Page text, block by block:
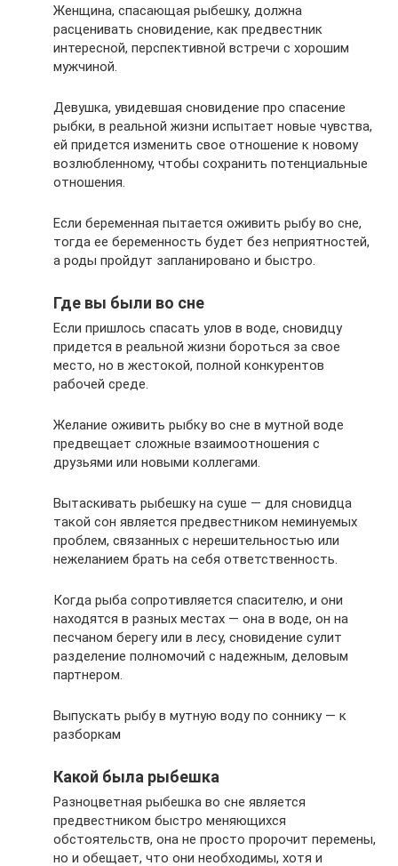
Женщина, спасающая рыбешку, должна
расценивать сновидение, как предвестник
интересной, перспективной встречи с хорошим
мужчиной.
Девушка, увидевшая сновидение про спасение
рыбки, в реальной жизни испытает новые чувства,
ей придется изменить свое отношение к новому
возлюбленному, чтобы сохранить потенциальные
отношения.
Если беременная пытается оживить рыбу во сне,
тогда ее беременность будет без неприятностей,
а роды пройдут запланировано и быстро.
Где вы были во сне
Если пришлось спасать улов в воде, сновидцу
придется в реальной жизни бороться за свое
место, но в жестокой, полной конкурентов
рабочей среде.
Желание оживить рыбку во сне в мутной воде
предвещает сложные взаимоотношения с
друзьями или новыми коллегами.
Вытаскивать рыбешку на суше — для сновидца
такой сон является предвестником неминуемых
проблем, связанных с нерешительностью или
нежеланием брать на себя ответственность.
Когда рыба сопротивляется спасителю, и они
находятся в разных местах — она в воде, он на
песчаном берегу или в лесу, сновидение сулит
разделение полномочий с надежным, деловым
партнером.
Выпускать рыбу в мутную воду по соннику — к
разборкам
Какой была рыбешка
Разноцветная рыбешка во сне является
предвестником быстро меняющихся
обстоятельств, она не просто пророчит перемены,
но и обещает, что они необходимы, хотя и